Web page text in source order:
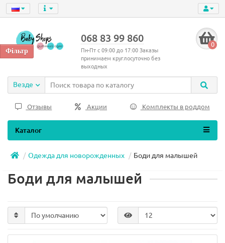
068 83 99 860
Пн-Пт с 09:00 до 17:00 Заказы
принимаем круглосуточно без
выходных
0
Везде
Отзывы Акции Комплекты в роддом
Каталог
Одежда для новорожденных Боди для малышей
Боди для малышей